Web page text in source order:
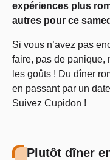
expériences plus
autres pour ce
Si vous n’avez pas
faire, pas de panique,
les goûts ! Du dîner
en passant par un
Suivez Cupidon !
Plutôt dîner